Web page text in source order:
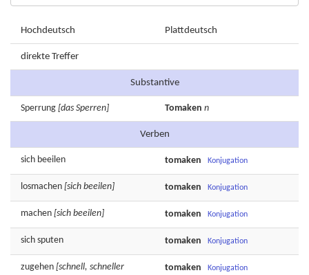
Hochdeutsch Plattdeutsch
direkte Treffer
Substantive
Sperrung [das Sperren] Tomaken n
Verben
sich beeilen tomaken Konjugation
losmachen [sich beeilen] tomaken Konjugation
machen [sich beeilen] tomaken Konjugation
sich sputen tomaken Konjugation
zugehen [schnell, schneller
tomaken Konjugation